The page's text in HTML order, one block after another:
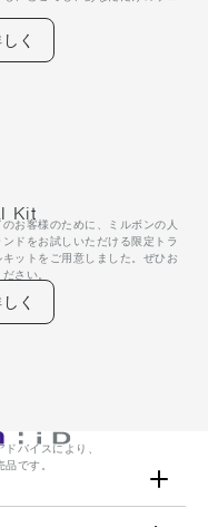
く
Kit
のお客様のために、ミルボンの人
ンドをお試しいただける限定トラ
キットをご用意しました。ぜひお
さい。
く
バイスにより、
です。